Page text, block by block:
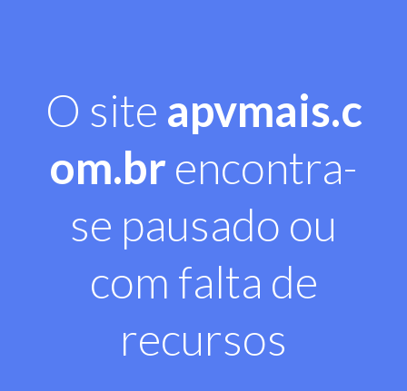
O site apvmais.c
om.br encontra-
se pausado ou
com falta de
recursos